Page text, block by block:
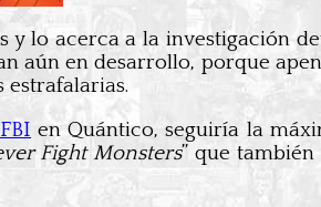
lo acerca a la investigación
aún en desarrollo, porque
estrafalarias.
en Quántico, seguiría la
Fight Monsters” que